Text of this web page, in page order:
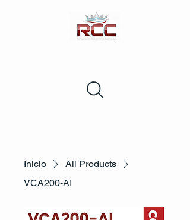
Inicio
All Products
VCA200-AI